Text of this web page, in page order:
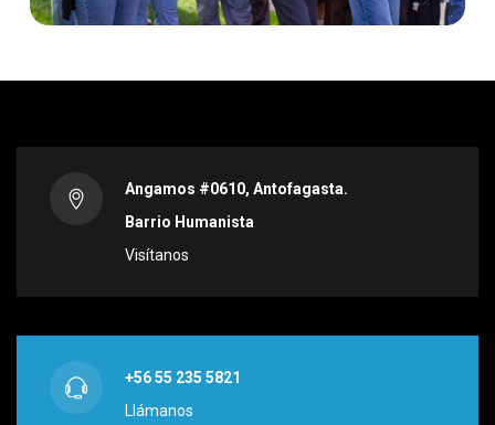
Angamos #0610, Antofagasta.
Barrio Humanista
Visítanos
+56 55 235 5821
Llámanos